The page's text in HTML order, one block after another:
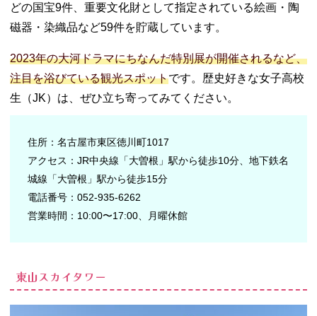
どの国宝9件、重要文化財として指定されている絵画・陶
磁器・染織品など59件を貯蔵しています。
2023年の大河ドラマにちなんだ特別展が開催されるなど、
注目を浴びている観光スポットです。歴史好きな女子高校
生（JK）は、ぜひ立ち寄ってみてください。
住所：名古屋市東区徳川町1017
アクセス：JR中央線「大曽根」駅から徒歩10分、地下鉄名
城線「大曽根」駅から徒歩15分
電話番号：052-935-6262
営業時間：10:00〜17:00、月曜休館
東山スカイタワー